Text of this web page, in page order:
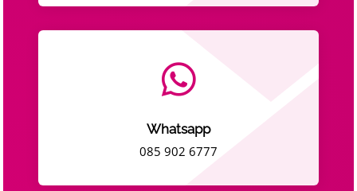

Whatsapp
085 902 6777